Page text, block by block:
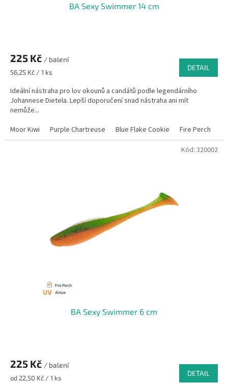
BA Sexy Swimmer 14 cm
225 Kč / balení
Měrná
56,25 Kč / 1 ks
DETAIL
Ideální nástraha pro lov okounů a candátů podle legendárního
Johannese Dietela. Lepší doporučení snad nástraha ani mít
nemůže...
Moor Kiwi
Purple Chartreuse Blue Flake Cookie Fire Perch
BA Sexy Swimmer 6 cm
225 Kč / balení
Měrná
od 22,50 Kč / 1 ks
DETAIL
Kód: 320002